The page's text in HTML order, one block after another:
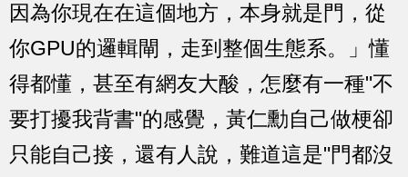
因為你現在在這個地方，本身就是門，從
你GPU的邏輯閘，走到整個生態系。」懂
得都懂，甚至有網友大酸，怎麼有一種"不
要打擾我背書"的感覺，黃仁勳自己做梗卻
只能自己接，還有人說，難道這是"門都沒